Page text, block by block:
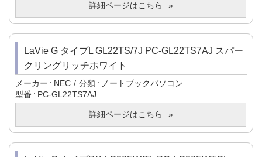
詳細ページはこちら
LaVie G タイプL GL22TS/7J PC-GL22TS7AJ スパー
クリングリッチホワイト
メーカー NEC 分類
ノートブックパソコン
型番
PC-GL22TS7AJ
詳細ページはこちら